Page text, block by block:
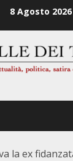
8 Agosto 2026
la ex